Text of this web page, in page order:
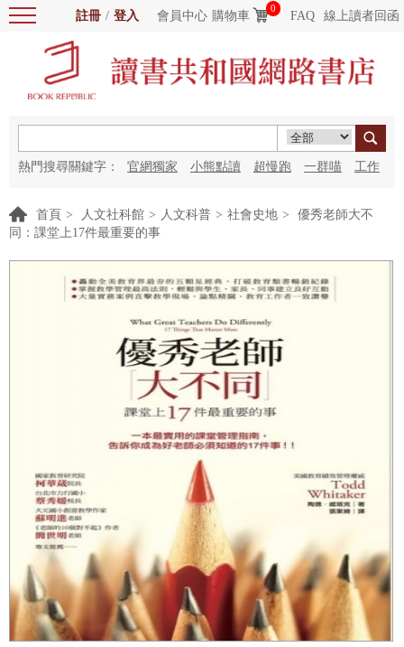
註冊 / 登入 會員中心 購物車
0
FAQ 線上讀者回函
熱門搜尋關鍵字： 官網獨家 小熊點讀 超慢跑 一群喵 工作
首頁 > 人文社科館 > 人文科普 > 社會史地 >
優秀老師大不
同：課堂上17件最重要的事